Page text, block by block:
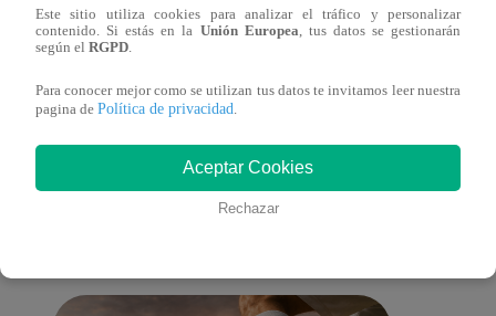
Clausura 2025
También te puede
interesar
Este sitio utiliza cookies para analizar el tráfico y personalizar
contenido. Si estás en la Unión Europea , tus datos se gestionarán
según el RGPD
Para conocer mejor como se utilizan tus datos te invitamos leer nuestra
pagina de Política de privacidad
Aceptar Cookies
Rechazar